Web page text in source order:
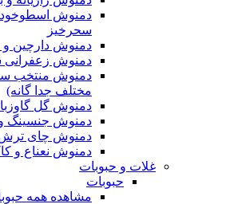
دمنوش
سحرخیز
دمنوش دارچین
دمنوش زعفرانی
دمنوش منتخب
مختلف جدا گانه)
دمنوش گل
دمنوش جنسینگ
دمنوش چای
دمنوش نعناع و
غلات و حبوبات
حبوبات
مشاهده همه